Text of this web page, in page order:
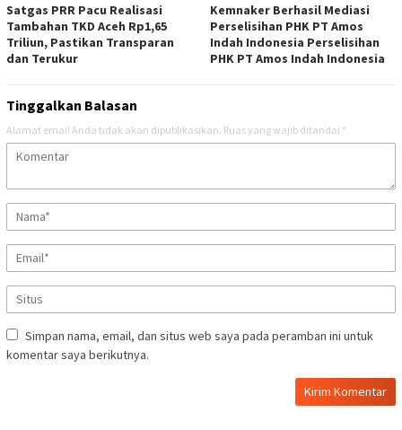
Satgas PRR Pacu Realisasi
Tambahan TKD Aceh Rp1,65
Triliun, Pastikan Transparan
dan Terukur
Kemnaker Berhasil Mediasi
Perselisihan PHK PT Amos
Indah Indonesia Perselisihan
PHK PT Amos Indah Indonesia
Tinggalkan Balasan
Alamat email Anda tidak akan dipublikasikan. Ruas yang wajib ditandai *
Simpan nama, email, dan situs web saya pada peramban ini untuk
komentar saya berikutnya.